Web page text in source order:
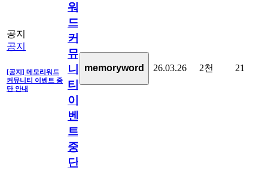
공지
공지
[공지] 메모리워드
커뮤니티 이벤트 중
단 안내
워
드
커
뮤
니
티
이
벤
트
중
단
memoryword 26.03.26 2천 21